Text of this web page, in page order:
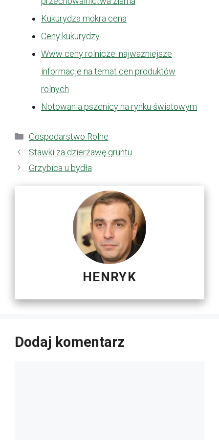
Kukurydza mokra cena
Ceny kukurydzy
Www ceny rolnicze: najważniejsze
informacje na temat cen produktów
rolnych
Notowania pszenicy na rynku światowym
Kategorie
Gospodarstwo Rolne
Stawki za dzierżawę gruntu
Grzybica u bydła
HENRYK
Dodaj komentarz